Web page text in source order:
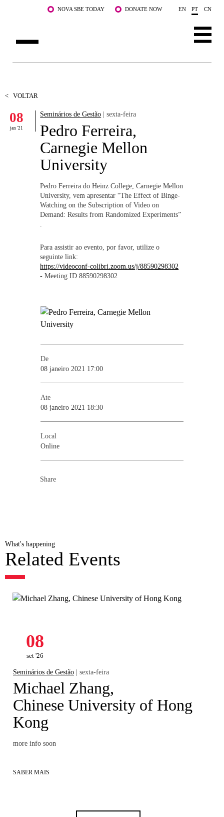
Saltar para o conteúdo principalNOVA SBE TODAY DONATE NOW EN PT CN
DOCENTES E INVESTIGAÇÃO
COMUNIDADE
LIFE AT NOVA SBE
WHAT'S HAPPENING
< VOLTAR
08
jan '21
Seminários de Gestão | sexta-feira
Pedro Ferreira,
Carnegie Mellon
University
Pedro Ferreira do Heinz College, Carnegie Mellon
University, vem apresentar “The Effect of Binge-
Watching on the Subscription of Video on
Demand: Results from Randomized Experiments”
Para assistir ao evento, por favor, utilize o
seguinte link:
https://videoconf-colibri.zoom.us/j/88590298302
-Meeting ID88590298302
De
08 janeiro 2021 17:00
Ate
08 janeiro 2021 18:30
Local
Online
Share
What's happening
Related Events
08
set '26
Seminários de Gestão | sexta-feira
Michael Zhang,
Chinese University of Hong
Kong
more info soon
SABER MAIS